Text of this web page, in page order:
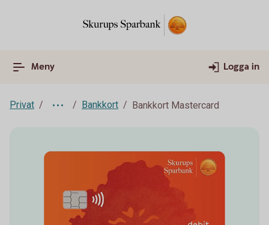
Meny Logga in
Privat Bankkort Bankkort Mastercard